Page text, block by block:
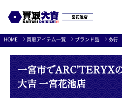
Skip
to
content
HOME 買取アイテム一覧 ブランド品 あ行
一宮市でARC'TERYX
大吉 一宮花池店